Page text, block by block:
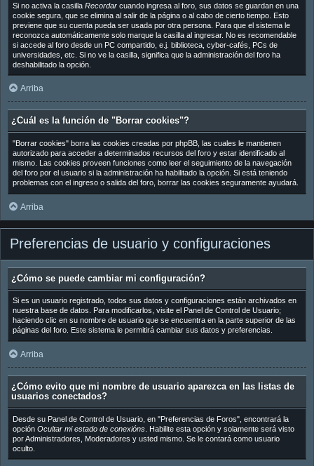
Si no activa la casilla Recordarcuando ingresa al foro, sus datos se guardan en una
cookie segura, que se elimina al salir de la página o al cabo de cierto tiempo. Esto
previene que su cuenta pueda ser usada por otra persona. Para que el sistema le
reconozca automáticamente solo marque la casilla al ingresar. No es recomendable
si accede al foro desde un PC compartido, e.j. biblioteca, cyber-cafés, PCs de
universidades, etc. Si no ve la casilla, significa que la administración del foro ha
deshabilitado la opción.
Arriba
¿Cuál es la función de "Borrar cookies"?
"Borrar cookies" borra las cookies creadas por phpBB, las cuales le mantienen
autorizado para acceder a determinados recursos del foro y estar identificado al
mismo. Las cookies proveen funciones como leer el seguimiento de la navegación
del foro por el usuario si la administración ha habilitado la opción. Si está teniendo
problemas con el ingreso o salida del foro, borrar las cookies seguramente ayudará.
Arriba
Preferencias de usuario y configuraciones
¿Cómo se puede cambiar mi configuración?
Si es un usuario registrado, todos sus datos y configuraciones están archivados en
nuestra base de datos. Para modificarlos, visite el Panel de Control de Usuario;
haciendo clic en su nombre de usuario que se encuentra en la parte superior de las
páginas del foro. Este sistema le permitirá cambiar sus datos y preferencias.
Arriba
¿Cómo evito que mi nombre de usuario aparezca en las listas de
usuarios conectados?
Desde su Panel de Control de Usuario, en "Preferencias de Foros", encontrará la
opción Ocultar mi estado de conexións. Habilite esta opción y solamente será visto
por Administradores, Moderadores y usted mismo. Se le contará como usuario
oculto.